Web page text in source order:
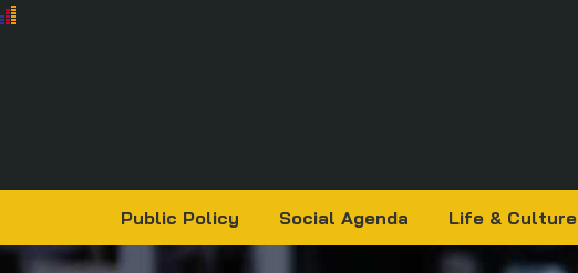
Public Policy Social Agenda Life & Culture